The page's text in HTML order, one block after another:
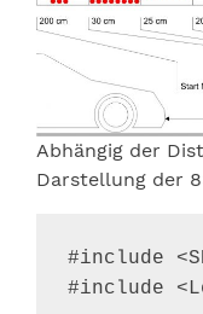
Abhängig der
Darstellung der
#include
#include